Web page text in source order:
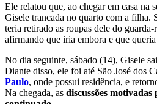
Ele relatou que, ao chegar em casa na
Gisele trancada no quarto com a filha.
teria retirado as roupas dele do
afirmando que iria embora e que
No dia seguinte, sábado (14), Gisele
Diante disso, ele foi até São José dos
Paulo, onde possui residência, e
Na chegada, as discussões